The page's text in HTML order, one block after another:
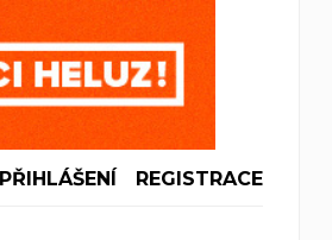
PŘIHLÁŠENÍ REGISTRACE